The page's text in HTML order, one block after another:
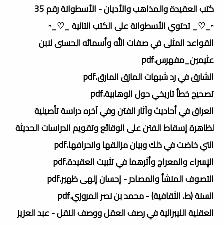
كتب العقيدة والمذاهب والأديان - الأسطوانة رقم 35
▫️_♡_ تحتوي الأسطوانة على الكتب التالية _♡_▫️
القواعد المثلى في صفات الله وأسمائه الحسنى لابن
عثيمين_مفهرس.pdf
الشارق في رد شبهات المازق المارق.pdf
تصحيح خطأ تاريخي حول الوهابية.pdf
العراق في أحاديث وآثار الفتن وفي آخره دراسة تأصيلية
لظاهرة إسقاط الفتن على الوقائع وتقويم الدراسات الحديثة
التي خاضت في ذلك وبيان مزالقها وانحرافها.pdf
الإسراء والمعراج وأثرهما في تثبيت العقيدة.pdf
التصوف المنشأ والمصادر - إحسان إلهى ظهير.pdf
السنة (ط. الثقافية) - محمد بن نصر المروزي.pdf
العقلية الليبرالية في رصف العقل ووصف النقل - عبد العزيز